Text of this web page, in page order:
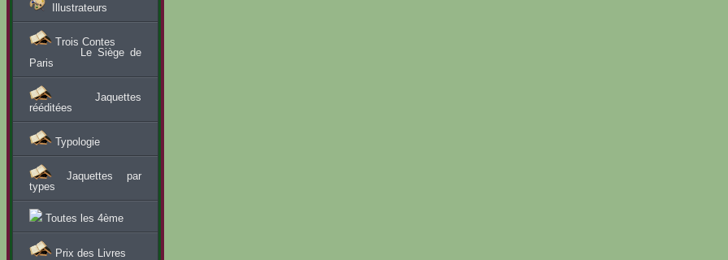
Illustrateurs
Trois Contes
Le Siège de
Paris
Jaquettes
rééditées
Typologie
Jaquettes par
types
Toutes les 4ème
Prix des Livres